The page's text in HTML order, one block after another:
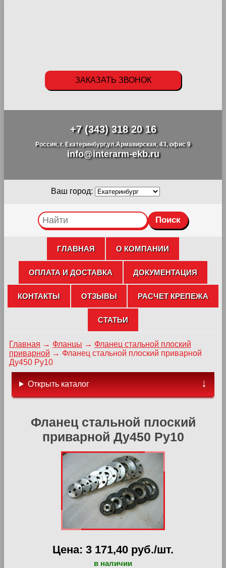
+7 (343) 318 20 16
Россия, г. Екатеринбург,ул.Армавирская, 43, офис 9
info@interarm-ekb.ru
ЗАКАЗАТЬ ЗВОНОК
Ваш город:
ГЛАВНАЯ О КОМПАНИИ
ОПЛАТА И ДОСТАВКА ДОКУМЕНТАЦИЯ
КОНТАКТЫ ОТЗЫВЫ РАСЧЕТ КРЕПЕЖА
СТАТЬИ
Главная → Фланцы → Фланец стальной плоский
приварной → Фланец стальной плоский приварной
Ду450 Ру10
Фланец стальной плоский
приварной Ду450 Ру10
Цена: 3 171,40 руб./шт.
в наличии
Открыть каталог